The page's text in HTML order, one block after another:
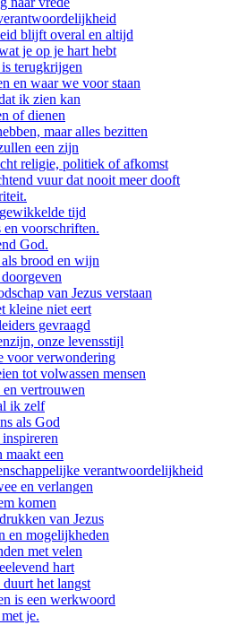
blijft overal en altijd
je op je hart hebt
terugkrijgen
en waar we voor staan
ik zien kan
of dienen
maar alles bezitten
een zijn
religie, politiek of afkomst
vuur dat nooit meer dooft
tijd
en voorschriften.
God.
brood en wijn
van Jezus verstaan
kleine niet eert
gevraagd
onze levensstijl
voor verwondering
tot volwassen mensen
vertrouwen
ik zelf
als God
maakt een
verantwoordelijkheid
en verlangen
komen
van Jezus
en mogelijkheden
met velen
hart
het langst
is een werkwoord
je.